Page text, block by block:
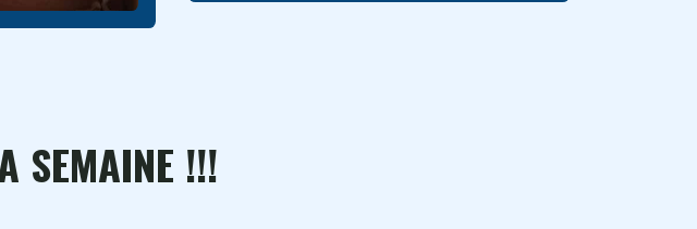
SEMAINE !!!